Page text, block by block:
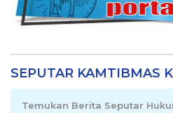
SEPUTAR KAMTIBMAS
Temukan Berita Seputar